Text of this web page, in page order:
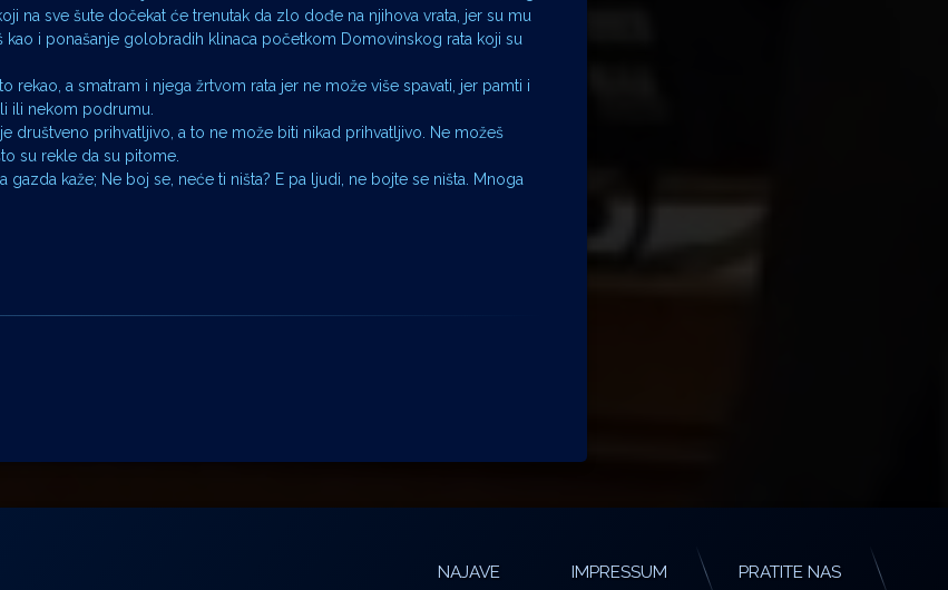
na sve šute dočekat će trenutak da zlo dođe na njihova vrata, jer su mu
i ponašanje golobradih klinaca početkom Domovinskog rata koji su
a smatram i njega žrtvom rata jer ne može više spavati, jer pamti i
ili nekom podrumu.
društveno prihvatljivo, a to ne može biti nikad prihvatljivo. Ne možeš
su rekle da su pitome.
kaže; Ne boj se, neće ti ništa? E pa ljudi, ne bojte se ništa. Mnoga
NAJAVE IMPRESSUM PRATITE NAS